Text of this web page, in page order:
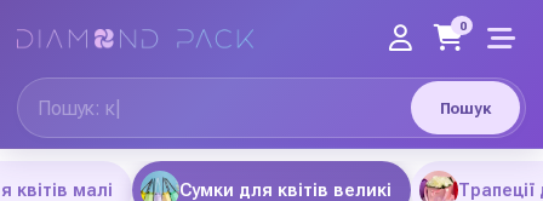
Пошук
0
квітів малі Сумки для квітів великі Трапеції